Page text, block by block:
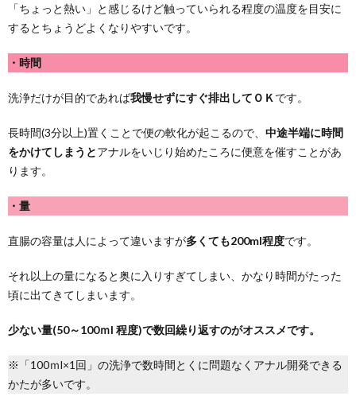
「ちょっと熱い」と感じるけど触っていられる程度の温度を目安に
するとちょうどよくなりやすいです。
・時間
洗浄だけが目的であれば我慢せずにすぐ排出してＯＫ です。
長時間(3分以上)置くことで便の軟化が起こるので、 中途半端に時間
をかけてしまうとアナルをいじり始めたころに便意を催すことがあ
ります。
・量
直腸の容量は人によって違いますが多くても200ml程度です。
それ以上の量になると奥に入りすぎてしまい、かなり時間がたった
頃に出てきてしまいます。
少ない量(50～100ｍl 程度)で数回繰り返すのがオススメです。
※「100ｍl×1回」の洗浄で数時間とくに問題なくアナル開発できる
かたが多いです。